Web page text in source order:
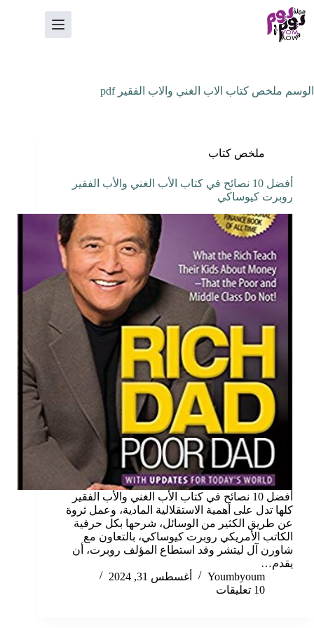
التجاوز
إلى
المحتوى
الوسم ملخص كتاب الاب الغني والاب الفقير pdf
ملخص كتاب
أفضل 10 نصائح في كتاب الأب الغني والأب الفقير
روبرت كيوساكي
أفضل 10 نصائح في كتاب الأب الغني والأب الفقير
كلها تدل على أهمية الاستقلالية المادية، وعمل ثروة
عن طريق الكثير من الوسائل، شرحها بكل حرفية
الكاتب الأمريكي روبرت كيوساكي، بالتعاون مع
شاورن آل ليتشر وقد استطاع المؤلف روبرت، أن
يقدم…
Youmbyoum
أغسطس 31, 2024
10 تعليقات